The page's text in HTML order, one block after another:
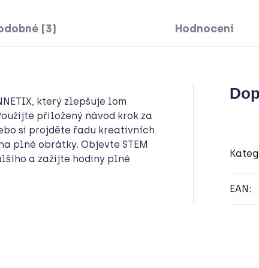
(3) Hodnocení
který zlepšuje lom
přiložený návod krok za
si projděte řadu kreativních
plné obrátky. Objevte STEM
a zažijte hodiny plné
EAN: